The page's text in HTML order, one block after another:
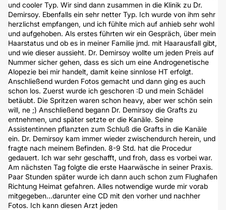
und cooler Typ. Wir sind dann zusammen in die Klinik zu Dr.
Demirsoy. Ebenfalls ein sehr netter Typ. Ich wurde von ihm sehr
herzlichst empfangen, und ich fühlte mich auf anhieb sehr wohl
und aufgehoben. Als erstes führten wir ein Gespräch, über mein
Haarstatus und ob es in meiner Familie jmd. mit Haarausfall gibt,
und wie dieser aussieht. Dr. Demirsoy wollte um jeden Preis auf
Nummer sicher gehen, dass es sich um eine Androgenetische
Alopezie bei mir handelt, damit keine sinnlose HT erfolgt.
Anschließend wurden Fotos gemacht und dann ging es auch
schon los. Zuerst wurde ich geschoren :D und mein Schädel
betäubt. Die Spritzen waren schon heavy, aber wer schön sein
will, ne ;) Anschließend begann Dr. Demirsoy die Grafts zu
entnehmen, und später setzte er die Kanäle. Seine
Assistentinnen pflanzten zum Schluß die Grafts in die Kanäle
ein. Dr. Demirsoy kam immer wieder zwischendurch herein, und
fragte nach meinem Befinden. 8-9 Std. hat die Procedur
gedauert. Ich war sehr geschafft, und froh, dass es vorbei war.
Am nächsten Tag folgte die erste Haarwäsche in seiner Praxis.
Paar Stunden später wurde ich dann auch schon zum Flughafen
Richtung Heimat gefahren. Alles notwendige wurde mir vorab
mitgegeben...darunter eine CD mit den vorher und nachher
Fotos. Ich kann diesen Arzt jeden